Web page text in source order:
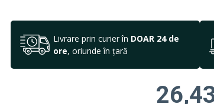
Livrare prin curier în DOAR 24 de
ore, oriunde în țară